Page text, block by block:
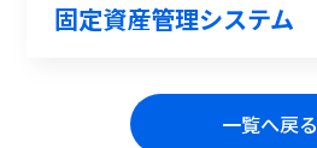
固定資産管理システム
一覧へ戻る